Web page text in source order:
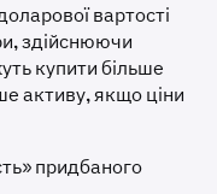
вартості
здійснюючи
купити більше
активу, якщо ціни
придбаного